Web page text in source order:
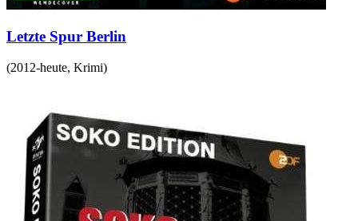
Letzte Spur Berlin
(2012-heute, Krimi)